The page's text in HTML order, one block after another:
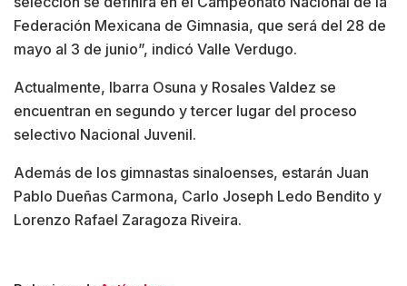
Federación Mexicana de Gimnasia, que será del 28 de
mayo al 3 de junio”, indicó Valle Verdugo.
Actualmente, Ibarra Osuna y Rosales Valdez se
encuentran en segundo y tercer lugar del proceso
selectivo Nacional Juvenil.
Además de los gimnastas sinaloenses, estarán Juan
Pablo Dueñas Carmona, Carlo Joseph Ledo Bendito y
Lorenzo Rafael Zaragoza Riveira.